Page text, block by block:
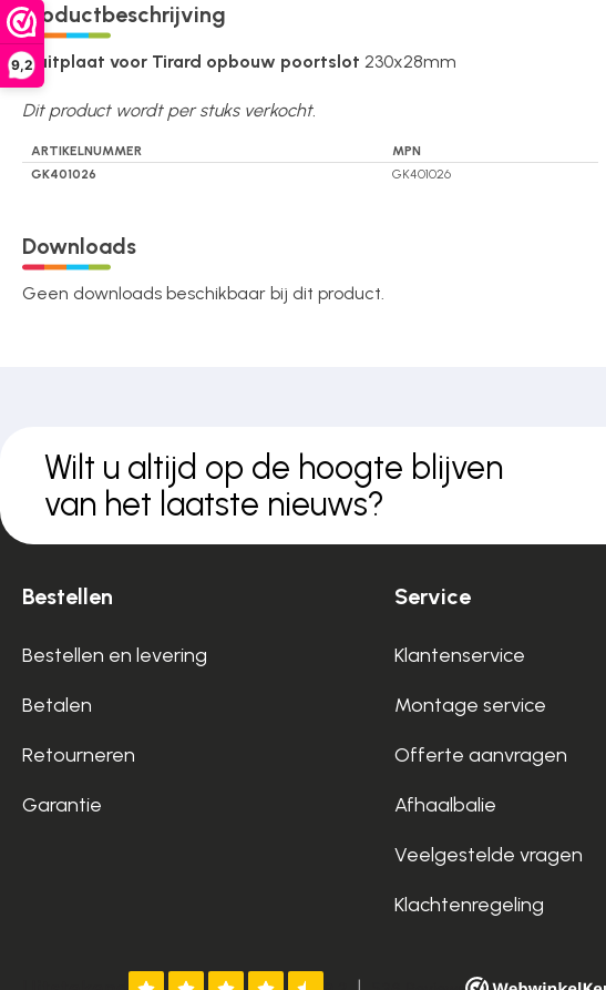
9,2
Over ons
Contact
Productbeschrijving
Sluitplaat voor Tirard opbouw poortslot 230x28mm
Dit product wordt per stuks verkocht.
ARTIKELNUMMER
MPN
GK401026
GK401026
Downloads
Geen downloads beschikbaar bij dit product.
Wilt u altijd op de hoogte blijven
van het laatste nieuws?
Bestellen
Bestellen en levering
Betalen
Retourneren
Garantie
Service
Klantenservice
Montage service
Offerte aanvragen
Afhaalbalie
Veelgestelde vragen
Klachtenregeling